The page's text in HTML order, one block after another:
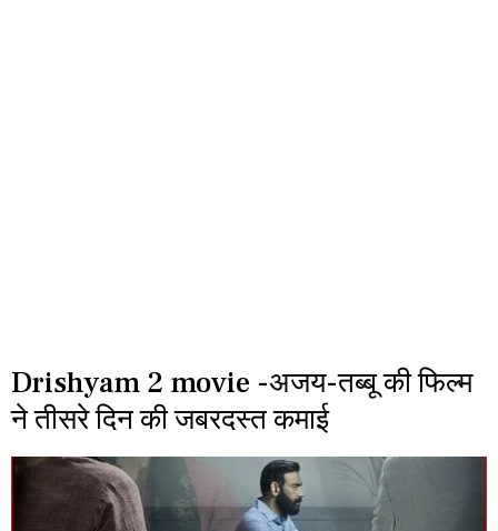
Drishyam 2 movie -अजय-तब्बू की फिल्म
ने तीसरे दिन की जबरदस्त कमाई